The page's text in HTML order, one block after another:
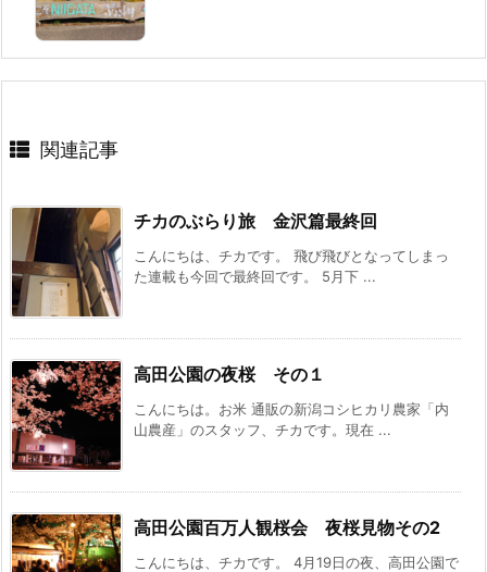
関連記事
チカのぶらり旅 金沢篇最終回
こんにちは、チカです。 飛び飛びとなってしまっ
た連載も今回で最終回です。 5月下 ...
高田公園の夜桜 その１
こんにちは。お米 通販の新潟コシヒカリ農家「内
山農産」のスタッフ、チカです。現在 ...
高田公園百万人観桜会 夜桜見物その2
こんにちは、チカです。 4月19日の夜、高田公園で